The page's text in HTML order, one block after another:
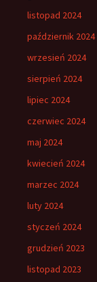
listopad 2024
październik 2024
wrzesień 2024
sierpień 2024
lipiec 2024
czerwiec 2024
maj 2024
kwiecień 2024
marzec 2024
luty 2024
styczeń 2024
grudzień 2023
listopad 2023